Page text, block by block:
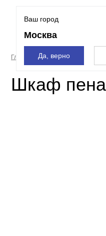
Ваш город
Москва
Да, верно
Главная страница Мебель
Шкаф